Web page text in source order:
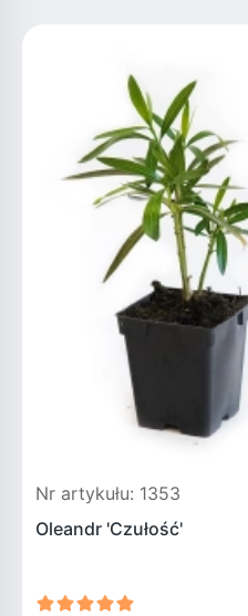
Nr artykułu: 1353
Oleandr 'Czułość'